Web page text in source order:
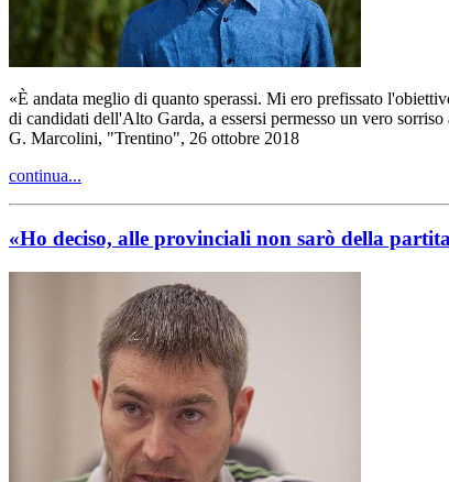
«È andata meglio di quanto sperassi. Mi ero prefissato
di candidati dell'Alto Garda, a essersi permesso un vero
G. Marcolini, "Trentino", 26 ottobre 2018
continua...
«Ho deciso, alle provinciali non sarò della